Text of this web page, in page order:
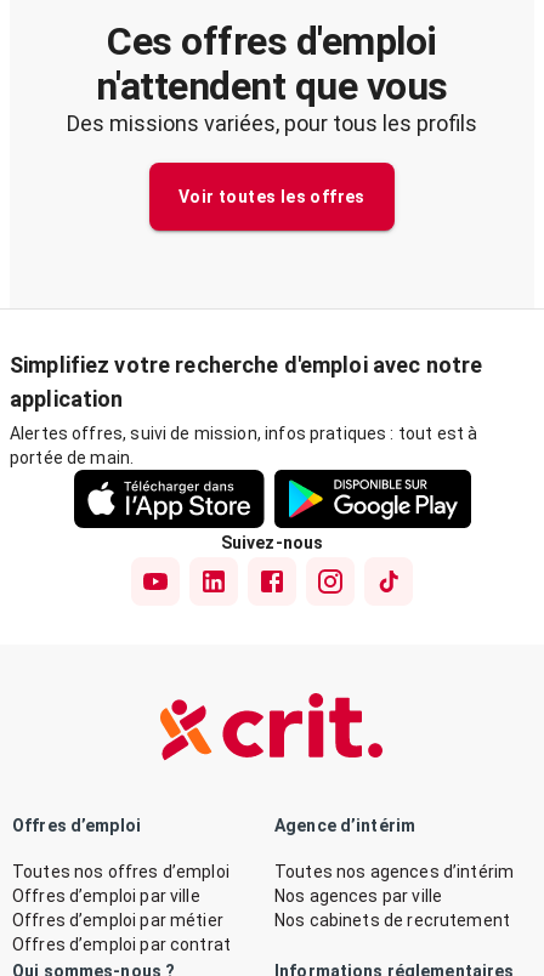
Ces offres d'emploi
n'attendent que vous
Des missions variées, pour tous les profils
Voir toutes les offres
Simplifiez votre recherche d'emploi avec notre
application
Alertes offres, suivi de mission, infos pratiques : tout est à
portée de main.
Suivez-nous
Offres d’emploi
Toutes nos offres d’emploi
Offres d’emploi par ville
Offres d’emploi par métier
Offres d’emploi par contrat
Agence d’intérim
Toutes nos agences d’intérim
Nos agences par ville
Nos cabinets de recrutement
Qui sommes-nous ? Informations réglementaires